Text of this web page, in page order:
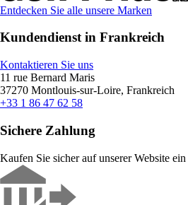
Entdecken Sie alle unsere Marken
Kundendienst in Frankreich
Kontaktieren Sie uns
11 rue Bernard Maris
37270 Montlouis-sur-Loire, Frankreich
+33 1 86 47 62 58
Sichere Zahlung
Kaufen Sie sicher auf unserer Website ein